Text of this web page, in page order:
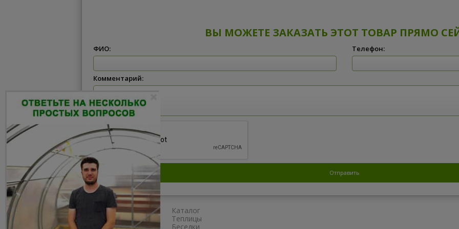
ВЫ МОЖЕТЕ ЗАКАЗАТЬ ЭТОТ ТОВАР ПРЯМО
ФИО: Телефон:
Комментарий:
Главная
Сборка
Доставка
Каталог
Теплицы
Беседки